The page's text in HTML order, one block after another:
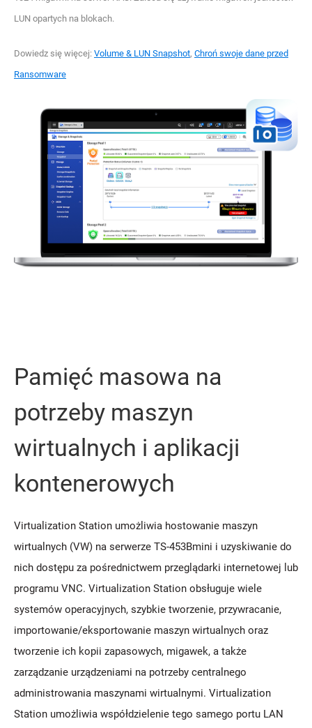
LUN opartych na blokach.
Dowiedz się więcej: Volume & LUN Snapshot, Chroń swoje dane przed
Ransomware
Pamięć masowa na
potrzeby maszyn
wirtualnych i aplikacji
kontenerowych
Virtualization Station umożliwia hostowanie maszyn
wirtualnych (VW) na serwerze TS-453Bmini i uzyskiwanie do
nich dostępu za pośrednictwem przeglądarki internetowej lub
programu VNC. Virtualization Station obsługuje wiele
systemów operacyjnych, szybkie tworzenie, przywracanie,
importowanie/eksportowanie maszyn wirtualnych oraz
tworzenie ich kopii zapasowych, migawek, a także
zarządzanie urządzeniami na potrzeby centralnego
administrowania maszynami wirtualnymi. Virtualization
Station umożliwia współdzielenie tego samego portu LAN